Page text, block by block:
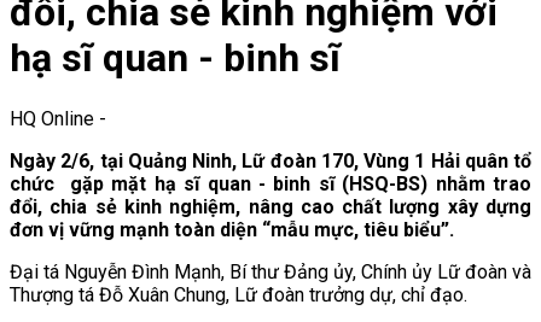
đổi, chia sẻ kinh nghiệm với
hạ sĩ quan - binh sĩ
HQ Online -
Ngày 2/6, tại Quảng Ninh, Lữ đoàn 170, Vùng 1 Hải quân tổ
chức gặp mặt hạ sĩ quan - binh sĩ (HSQ-BS) nhằm trao
đổi, chia sẻ kinh nghiệm, nâng cao chất lượng xây dựng
đơn vị vững mạnh toàn diện “mẫu mực, tiêu biểu”.
Đại tá Nguyễn Đình Mạnh, Bí thư Đảng ủy, Chính ủy Lữ đoàn và
Thượng tá Đỗ Xuân Chung, Lữ đoàn trưởng dự, chỉ đạo.